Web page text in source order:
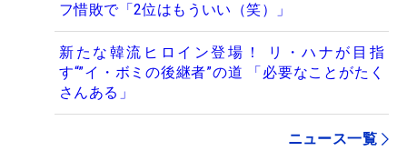
フ惜敗で「2位はもういい（笑）」
新たな韓流ヒロイン登場！ リ・ハナが目指
す“”イ・ボミの後継者”の道 「必要なことがたく
さんある」
ニュース一覧